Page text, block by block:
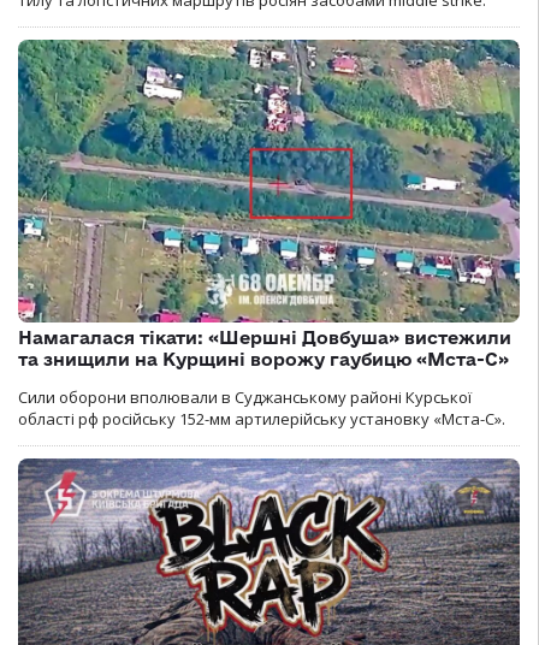
Намагалася тікати: «Шершні Довбуша» вистежили
та знищили на Курщині ворожу гаубицю «Мста-С»
Сили оборони вполювали в Суджанському районі Курської
області рф російську 152-мм артилерійську установку «Мста-С».